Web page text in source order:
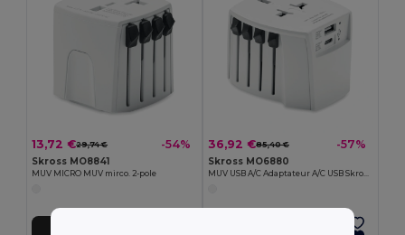
13,72 €29,74 € -54%
Skross MO8841
MUV MICRO MUV mirco. 2-pole
36,92 €85,40 € -57%
Skross MO6880